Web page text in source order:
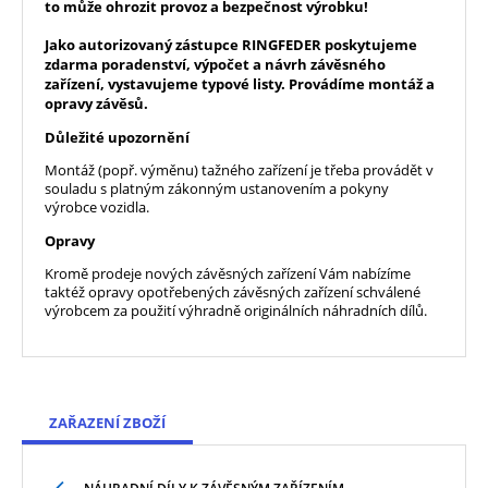
to může ohrozit provoz a bezpečnost výrobku!
Jako autorizovaný zástupce RINGFEDER poskytujeme
zdarma poradenství, výpočet a návrh závěsného
zařízení, vystavujeme typové listy. Provádíme montáž a
opravy závěsů.
Důležité upozornění
Montáž (popř. výměnu) tažného zařízení je třeba provádět v
souladu s platným zákonným ustanovením a pokyny
výrobce vozidla.
Opravy
Kromě prodeje nových závěsných zařízení Vám nabízíme
taktéž opravy opotřebených závěsných zařízení schválené
výrobcem za použití výhradně originálních náhradních dílů.
ZAŘAZENÍ ZBOŽÍ